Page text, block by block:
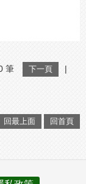
筆 下一頁 |
回最上面 回首頁